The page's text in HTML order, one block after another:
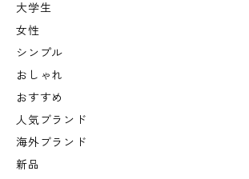
大学生
女性
シンプル
おしゃれ
おすすめ
人気ブランド
海外ブランド
新品